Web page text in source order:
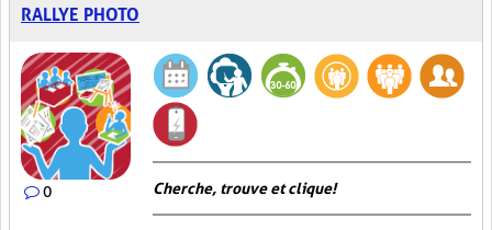
RALLYE PHOTO
0 Cherche, trouve et clique !